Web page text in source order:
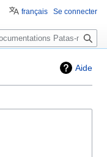
Aide
français Se connecter